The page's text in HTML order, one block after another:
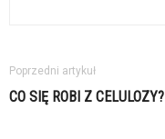
Poprzedni artykuł
CO SIĘ ROBI Z CELULOZY?